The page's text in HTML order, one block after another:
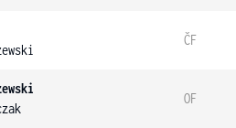
ČF
OF